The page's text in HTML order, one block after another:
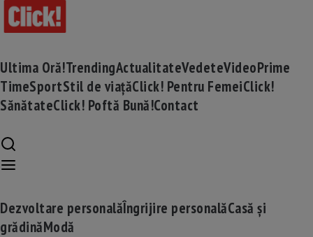
Ultima Oră!TrendingActualitateVedeteVideoPrime
TimeSportStil de viațăClick! Pentru FemeiClick!
SănătateClick! Poftă Bună!Contact
Dezvoltare personalăÎngrijire personalăCasă și
grădinăModă